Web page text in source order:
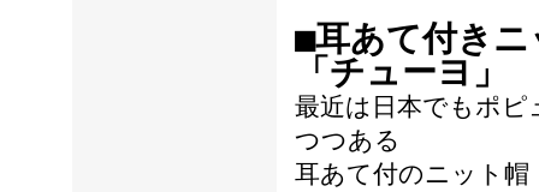
■耳あて付きニ
「チューヨ」
最近は日本でもポピ
つつある
耳あて付のニット帽